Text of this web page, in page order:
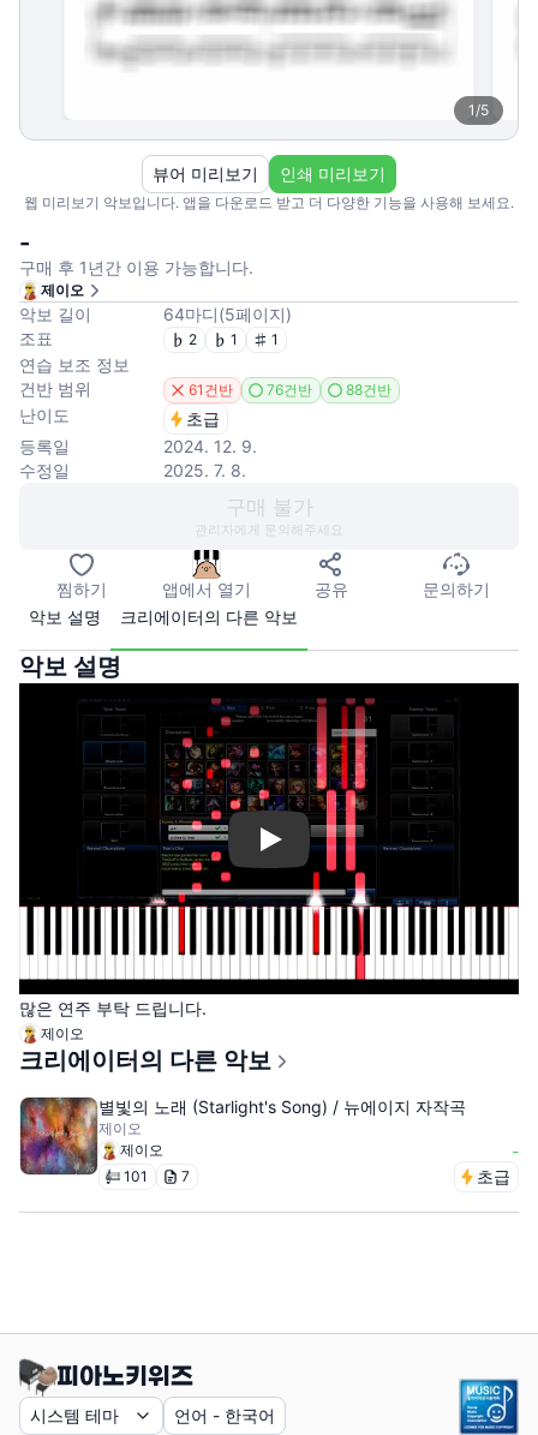
1/5
웹 미리보기 악보입니다. 앱을 다운로드 받고 더 다양한 기능을 사용해 보세요.
뷰어 미리보기 인쇄 미리보기
-
구매 후 1년간 이용 가능합니다.
제이오
악보 길이 64마디(5페이지)
조표
2 1 1
연습 보조 정보
건반 범위
61건반 76건반 88건반
난이도
초급
등록일
2024. 12. 9.
수정일
2025. 7. 8.
구매 불가
관리자에게 문의해주세요
찜하기 앱에서 열기 공유
문의하기
악보 설명
크리에이터의 다른 악보
악보 설명
Play
많은 연주 부탁 드립니다.
제이오
크리에이터의 다른 악보
별빛의 노래 (Starlight's Song) / 뉴에이지 자작곡
제이오
제이오
-
101 7 초급
시스템 테마 언어 - 한국어